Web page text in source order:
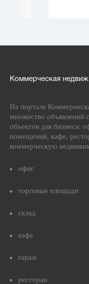
Коммерческая
На портале
множество объявлений
объектов для бизнеса:
помещений, кафе,
коммерческую
офис
торговые площади
склад
кафе
гараж
ресторан